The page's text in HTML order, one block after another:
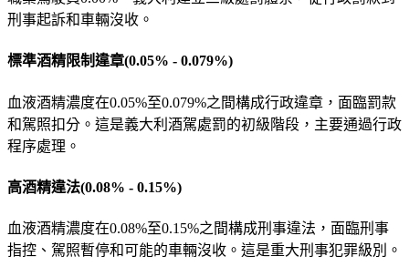
刑事起訴和車輛沒收。
標準酒精限制違章(0.05% - 0.079%)
血液酒精濃度在0.05%至0.079%之間構成行政違章，面臨罰款
和駕照扣分。這是義大利酒駕處罰的初級階段，主要通過行政
程序處理。
高酒精違法(0.08% - 0.15%)
血液酒精濃度在0.08%至0.15%之間構成刑事違法，面臨刑事
指控、駕照暫停和可能的車輛沒收。這是重大刑事犯罪級別。